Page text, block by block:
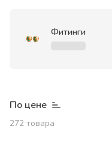
Фитинги
По цене
272 товара